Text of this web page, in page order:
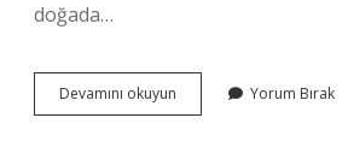
doğada…
Devamını okuyun
Ve
Yorum Bırak